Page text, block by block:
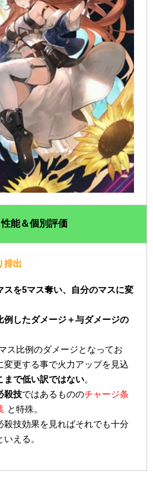
能＆個別評価
排出
スを5マス奪い、自分のマスに変
例したダメージ＋与ダメージの
ス比例のダメージとなってお
更する事で火力アップを見込
まで低い訳ではない。
殺技ではあるもののチャージ条
と特殊。
殺技効果を見ればそれでも十分
える。